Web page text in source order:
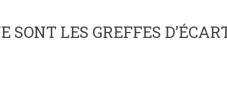
SONT LES GREFFES